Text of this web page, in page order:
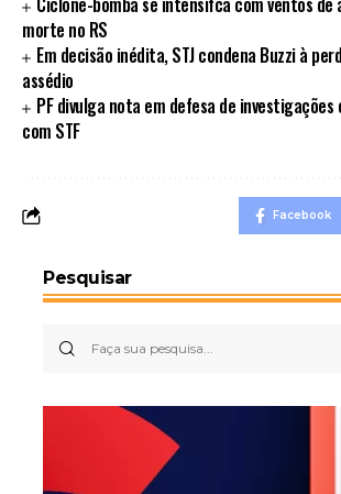
morte no RS
Em decisão inédita, STJ condena Buzzi à
assédio
PF divulga nota em defesa de
com STF
Facebook
Pesquisar